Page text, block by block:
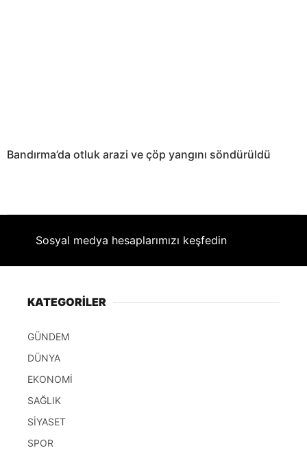
Bandırma’da otluk arazi ve çöp yangını söndürüldü
Sosyal medya hesaplarımızı keşfedin
KATEGORİLER
GÜNDEM
DÜNYA
EKONOMİ
SAĞLIK
SİYASET
SPOR